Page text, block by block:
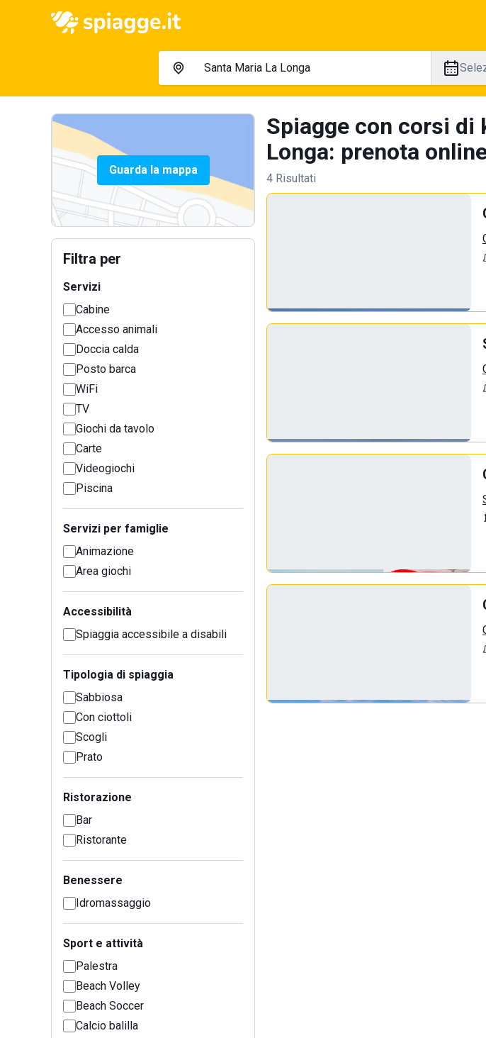
Guarda la mappa
Filtra per
Servizi
Cabine
Accesso animali
Doccia calda
Posto barca
WiFi
TV
Giochi da tavolo
Carte
Videogiochi
Piscina
Servizi per famiglie
Animazione
Area giochi
Accessibilità
Spiaggia accessibile a disabili
Tipologia di spiaggia
Sabbiosa
Con ciottoli
Scogli
Prato
Ristorazione
Bar
Ristorante
Benessere
Idromassaggio
Sport e attività
Palestra
Beach Volley
Beach Soccer
Calcio balilla
Spiagge con corsi di
Longa: prenota
4 Risultati